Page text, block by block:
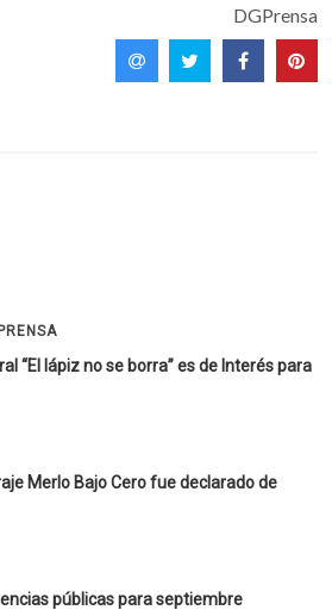
DGPrensa
“El lápiz no se borra” es de Interés para
Merlo Bajo Cero fue declarado de
públicas para septiembre